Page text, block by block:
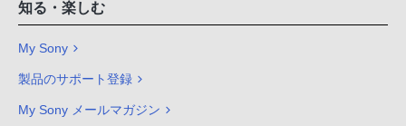
知る・楽しむ
My Sony
製品のサポート登録
My Sony メールマガジン